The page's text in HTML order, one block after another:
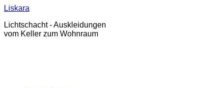
Zum
springen
Liskara
Lichtschacht - Auskleidungen
vom Keller zum Wohnraum